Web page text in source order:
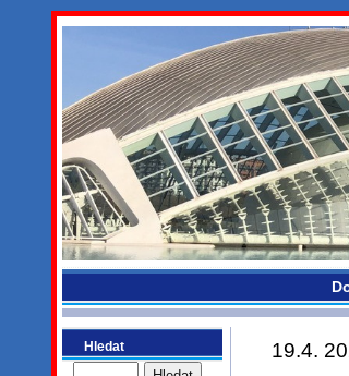
Hledat 19.4.